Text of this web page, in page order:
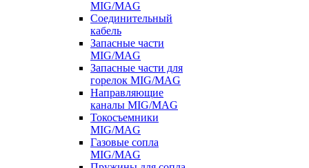
MIG/MAG
Соединительный
кабель
Запасные части
MIG/MAG
Запасные части для
горелок MIG/MAG
Направляющие
каналы MIG/MAG
Токосъемники
MIG/MAG
Газовые сопла
MIG/MAG